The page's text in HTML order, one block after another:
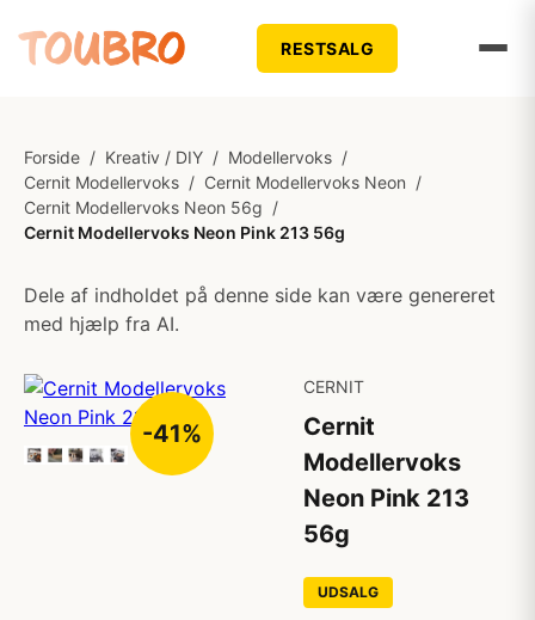
RESTSALG
Forside / Kreativ / DIY / Modellervoks /
Cernit Modellervoks / Cernit Modellervoks Neon /
Cernit Modellervoks Neon 56g /
Cernit Modellervoks Neon Pink 213 56g
Dele af indholdet på denne side kan være genereret
med hjælp fra AI.
-41%
CERNIT
Cernit
Modellervoks
Neon Pink 213
56g
UDSALG